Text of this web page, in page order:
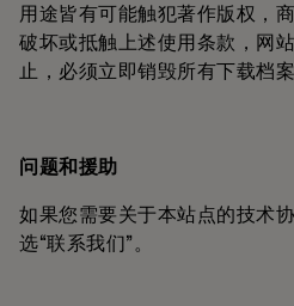
用途皆有可能触犯著作版权，
破坏或抵触上述使用条款，网
止，必须立即销毁所有下载档
问题和援助
如果您需要关于本站点的技术
选“联系我们”。